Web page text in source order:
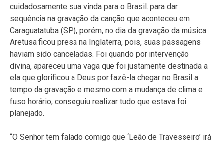
cuidadosamente sua vinda para o Brasil, para dar
sequência na gravação da canção que aconteceu em
Caraguatatuba (SP), porém, no dia da gravação da música
Aretusa ficou presa na Inglaterra, pois, suas passagens
haviam sido canceladas. Foi quando por intervenção
divina, apareceu uma vaga que foi justamente destinada a
ela que glorificou a Deus por fazê-la chegar no Brasil a
tempo da gravação e mesmo com a mudança de clima e
fuso horário, conseguiu realizar tudo que estava foi
planejado.
“O Senhor tem falado comigo que ‘Leão de Travesseiro’ irá